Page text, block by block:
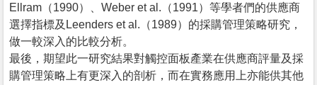
Ellram（1990）、Weber et al.（1991）等學者們的供應商
選擇指標及Leenders et al.（1989）的採購管理策略研究，
做一較深入的比較分析。
最後，期望此一研究結果對觸控面板產業在供應商評量及採
購管理策略上有更深入的剖析，而在實務應用上亦能供其他